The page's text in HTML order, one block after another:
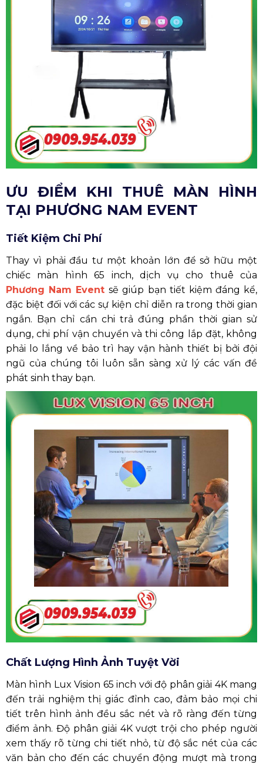
ƯU ĐIỂM KHI THUÊ MÀN HÌNH
TẠI PHƯƠNG NAM EVENT
Tiết Kiệm Chi Phí
Thay vì phải đầu tư một khoản lớn để sở hữu một
chiếc màn hình 65 inch, dịch vụ cho thuê của
Phương Nam Eventsẽ giúp bạn tiết kiệm đáng kể,
đặc biệt đối với các sự kiện chỉ diễn ra trong thời gian
ngắn. Bạn chỉ cần chi trả đúng phần thời gian sử
dụng, chi phí vận chuyển và thi công lắp đặt, không
phải lo lắng về bảo trì hay vận hành thiết bị bởi đội
ngũ của chúng tôi luôn sẵn sàng xử lý các vấn đề
phát sinh thay bạn.
Chất Lượng Hình Ảnh Tuyệt Vời
Màn hình Lux Vision 65 inch với độ phân giải 4K mang
đến trải nghiệm thị giác đỉnh cao, đảm bảo mọi chi
tiết trên hình ảnh đều sắc nét và rõ ràng đến từng
điểm ảnh. Độ phân giải 4K vượt trội cho phép người
xem thấy rõ từng chi tiết nhỏ, từ độ sắc nét của các
văn bản cho đến các chuyển động mượt mà trong